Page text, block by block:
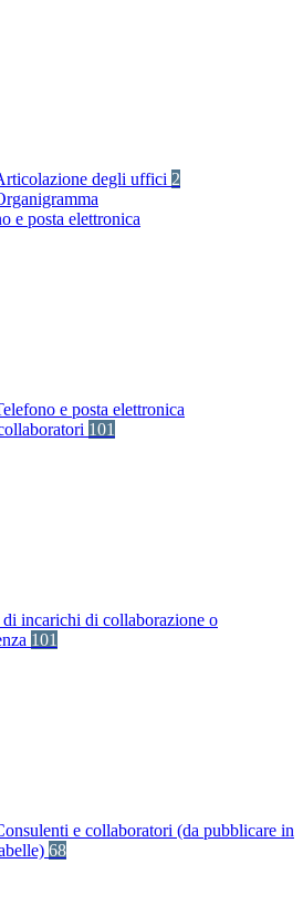
degli uffici 2
e posta elettronica
e posta elettronica
101
incarichi di collaborazione o
101
e collaboratori (da pubblicare in
68